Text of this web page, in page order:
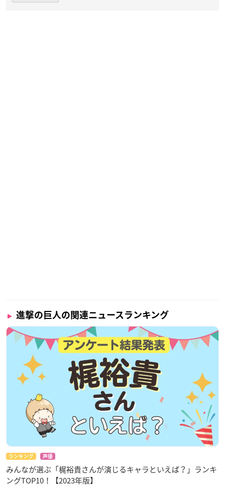
進撃の巨人の関連ニュースランキング
ランキング 声優
みんなが選ぶ「梶裕貴さんが演じるキャラといえば？」ランキ
ングTOP10！【2023年版】